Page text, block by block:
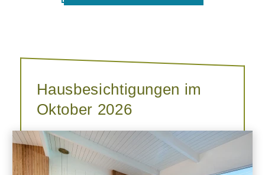
Hausbesichtigungen im
Oktober 2026